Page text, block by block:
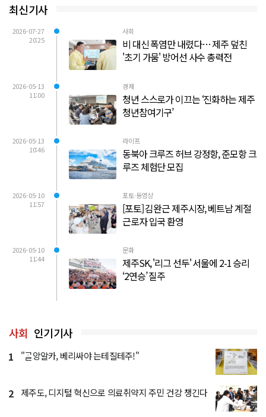
최신기사
2026-07-27
20:25
사회
비 대신 폭염만 내렸다… 제주 덮친
'초기 가뭄' 방어선 사수 총력전
2026-05-13
11:00
경제
청년 스스로가 이끄는 ‘진화하는 제주
청년참여기구’
2026-05-13
10:46
라이프
동북아 크루즈 허브 강정항, 준모항 크
루즈 체험단 모집
2026-05-10
11:57
포토·동영상
[포토] 김완근 제주시장, 베트남 계절
근로자 입국 환영
2026-05-10
11:44
문화
제주SK, '리그 선두' 서울에 2-1 승리
‘2연승’ 질주
사회 인기기사
1 "ᄀᆞᆯ앙알카, 베리싸야 는테질테주!"
2 제주도, 디지털 혁신으로 의료취약지 주민 건강 챙긴다